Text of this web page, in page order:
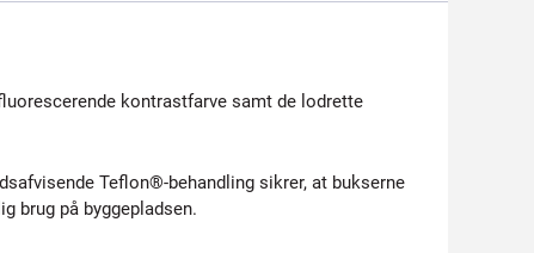
kontrastfarve samt de lodrette
Teflon®-behandling sikrer, at bukserne
brug på byggepladsen.